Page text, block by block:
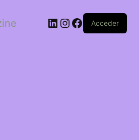
LinkedIn
Instagram
Facebook
Acceder